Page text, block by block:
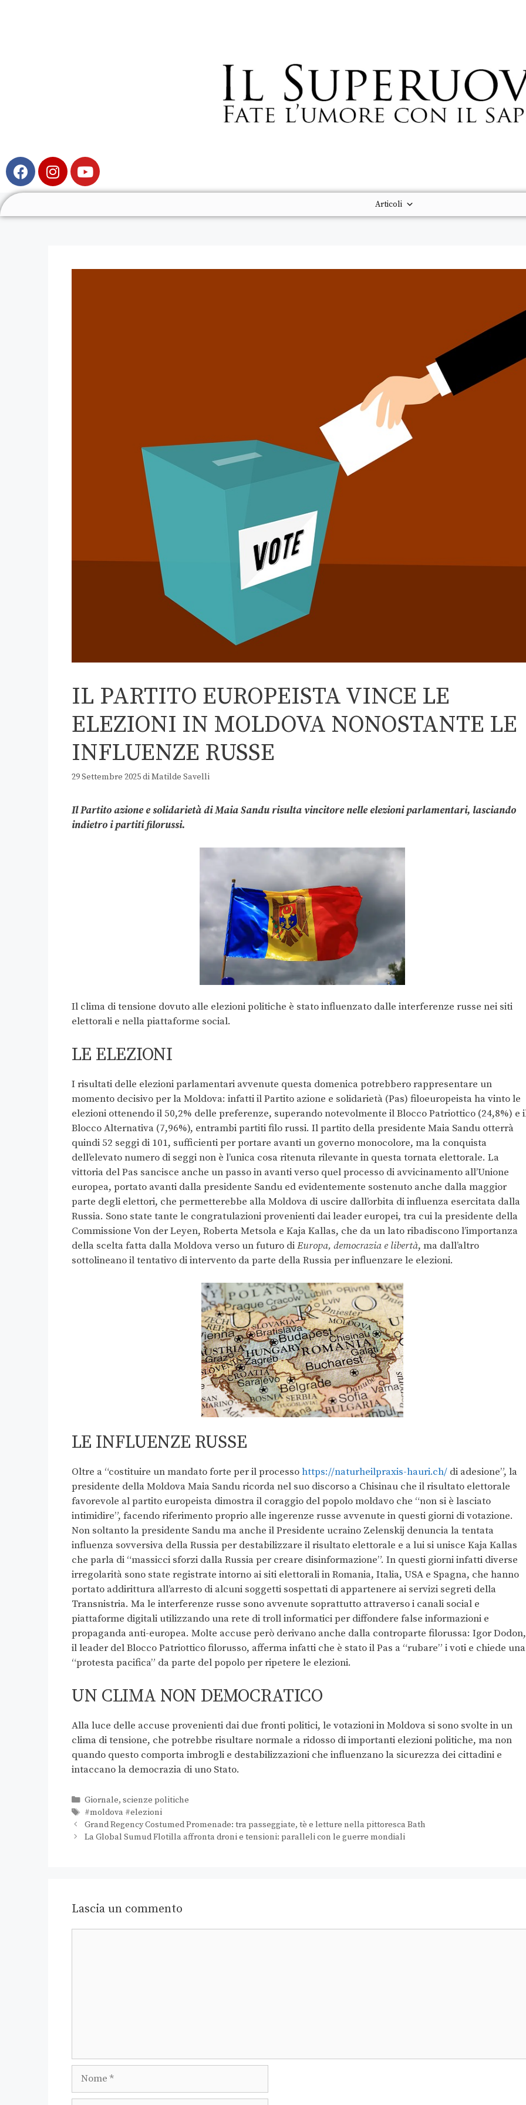
Articoli
IL PARTITO EUROPEISTA VINCE LE
ELEZIONI IN MOLDOVA NONOSTANTE LE
INFLUENZE RUSSE
29 Settembre 2025diMatilde Savelli
Il Partito azione e solidarietà di Maia Sandu risulta vincitore nelle elezioni parlamentari, lasciando
indietro i partiti filorussi.
Il clima di tensione dovuto alle elezioni politiche è stato influenzato dalle interferenze russe nei siti
elettorali e nella piattaforme social.
LE ELEZIONI
I risultati delle elezioni parlamentari avvenute questa domenica potrebbero rappresentare un
momento decisivo per la Moldova: infatti il Partito azione e solidarietà (Pas) filoeuropeista ha vinto le
elezioni ottenendo il 50,2% delle preferenze, superando notevolmente il Blocco Patriottico (24,8%) e
Blocco Alternativa (7,96%), entrambi partiti filo russi. Il partito della presidente Maia Sandu otterrà
quindi 52 seggi di 101, sufficienti per portare avanti un governo monocolore, ma la conquista
dell’elevato numero di seggi non è l’unica cosa ritenuta rilevante in questa tornata elettorale. La
vittoria del Pas sancisce anche un passo in avanti verso quel processo di avvicinamento all’Unione
europea, portato avanti dalla presidente Sandu ed evidentemente sostenuto anche dalla maggior
parte degli elettori, che permetterebbe alla Moldova di uscire dall’orbita di influenza esercitata dalla
Russia. Sono state tante le congratulazioni provenienti dai leader europei, tra cui la presidente della
Commissione Von der Leyen, Roberta Metsola e Kaja Kallas, che da un lato ribadiscono l’importanza
della scelta fatta dalla Moldova verso un futuro diEuropa, democrazia e libertà, ma dall’altro
sottolineano il tentativo di intervento da parte della Russia per influenzare le elezioni.
LE INFLUENZE RUSSE
Oltre a “costituire un mandato forte per il processohttps://naturheilpraxis-hauri.ch/ di adesione”, la
presidente della Moldova Maia Sandu ricorda nel suo discorso a Chisinau che il risultato elettorale
favorevole al partito europeista dimostra il coraggio del popolo moldavo che “non si è lasciato
intimidire”, facendo riferimento proprio alle ingerenze russe avvenute in questi giorni di votazione.
Non soltanto la presidente Sandu ma anche il Presidente ucraino Zelenskij denuncia la tentata
influenza sovversiva della Russia per destabilizzare il risultato elettorale e a lui si unisce Kaja Kallas
che parla di “massicci sforzi dalla Russia per creare disinformazione”. In questi giorni infatti diverse
irregolarità sono state registrate intorno ai siti elettorali in Romania, Italia, USA e Spagna, che hanno
portato addirittura all’arresto di alcuni soggetti sospettati di appartenere ai servizi segreti della
Transnistria. Ma le interferenze russe sono avvenute soprattutto attraverso i canali social e
piattaforme digitali utilizzando una rete di troll informatici per diffondere false informazioni e
propaganda anti-europea. Molte accuse però derivano anche dalla controparte filorussa: Igor Dodon,
il leader del Blocco Patriottico filorusso, afferma infatti che è stato il Pas a “rubare” i voti e chiede una
“protesta pacifica” da parte del popolo per ripetere le elezioni.
UN CLIMA NON DEMOCRATICO
Alla luce delle accuse provenienti dai due fronti politici, le votazioni in Moldova si sono svolte in un
clima di tensione, che potrebbe risultare normale a ridosso di importanti elezioni politiche, ma non
quando questo comporta imbrogli e destabilizzazioni che influenzano la sicurezza dei cittadini e
intaccano la democrazia di uno Stato.
Giornale, scienze politiche
#moldova #elezioni
Grand Regency Costumed Promenade: tra passeggiate, tè e letture nella pittoresca Bath
La Global Sumud Flotilla affronta droni e tensioni: paralleli con le guerre mondiali
Lascia un commento